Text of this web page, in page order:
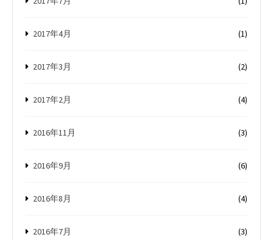
2017年4月 (1)
2017年3月 (2)
2017年2月 (4)
2016年11月 (3)
2016年9月 (6)
2016年8月 (4)
2016年7月 (3)